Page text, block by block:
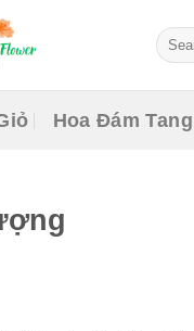
Search
for:
Hoa Đám Tang